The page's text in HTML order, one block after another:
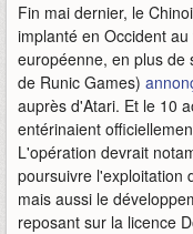
Fin mai dernier, le
implanté en Occident
européenne, en plus de
de Runic Games)
auprès d'Atari. Et le 10
entérinaient
L'opération devrait
poursuivre l'exploitation
mais aussi le
reposant sur la licence